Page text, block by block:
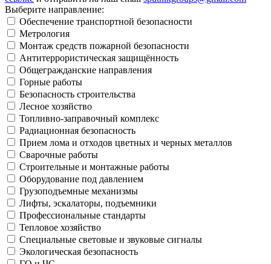
Выберите направление:
Обеспечение транспортной безопасности
Метрология
Монтаж средств пожарной безопасности
Антитеррористическая защищённость
Общегражданские направления
Горные работы
Безопасность строительства
Лесное хозяйство
Топливно-заправочный комплекс
Радиационная безопасность
Прием лома и отходов цветных и черных металлов
Сварочные работы
Строительные и монтажные работы
Оборудование под давлением
Грузоподъемные механизмы
Лифты, эскалаторы, подъемники
Профессиональные стандарты
Тепловое хозяйство
Специальные световые и звуковые сигналы
Экологическая безопасность